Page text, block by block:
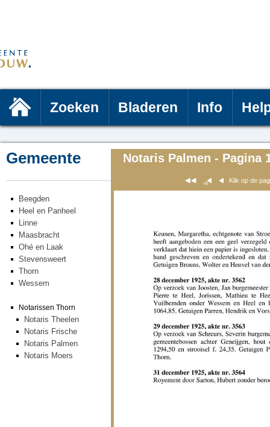
Zoeken Bladeren Info
Gemeente
Beegden
Heel en Panheel
Linne
Maasbracht
Ohé en Laak
Stevensweert
Thorn
Wessem
Notarissen Thorn
Notaris Theelen
Notaris Frische
Notaris Palmen
Notaris Moers
Notaris Palmen - Pagina
Klik op de